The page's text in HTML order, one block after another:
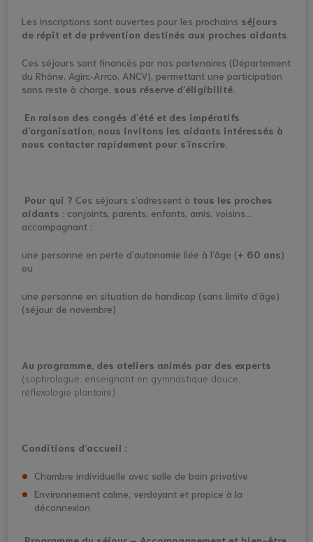
Les inscriptions sont ouvertes pour les prochains séjours
de répit et de prévention destinés aux proches aidants
Ces séjours sont financés par nos partenaires (Département
du Rhône, Agirc‑Arrco, ANCV), permettant une participation
sans reste à charge, sous réserve d’éligibilité.
En raison des congés d’été et des impératifs
d’organisation, nous invitons les aidants intéressés à
nous contacter rapidement pour s’inscrire.
Pour qui ? Ces séjours s’adressent à tous les proches
aidants : conjoints, parents, enfants, amis, voisins…
accompagnant :
une personne en perte d’autonomie liée à l’âge (+ 60 ans)
ou
une personne en situation de handicap (sans limite d’âge)
(séjour de novembre)
Au programme, des ateliers animés par des experts
(sophrologue, enseignant en gymnastique douce,
réflexologie plantaire)
Conditions d’accueil :
Chambre individuelle avec salle de bain privative
Environnement calme, verdoyant et propice à la
déconnexion